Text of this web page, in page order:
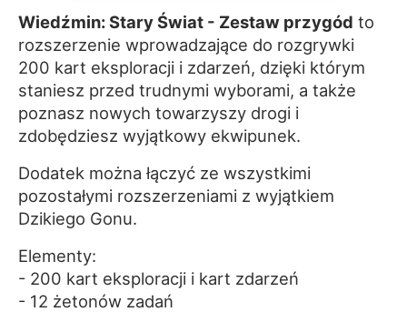
Wiedźmin: Stary Świat - Zestaw przygód to
rozszerzenie wprowadzające do rozgrywki
200 kart eksploracji i zdarzeń, dzięki którym
staniesz przed trudnymi wyborami, a także
poznasz nowych towarzyszy drogi i
zdobędziesz wyjątkowy ekwipunek.
Dodatek można łączyć ze wszystkimi
pozostałymi rozszerzeniami z wyjątkiem
Dzikiego Gonu.
Elementy:
- 200 kart eksploracji i kart zdarzeń
- 12 żetonów zadań